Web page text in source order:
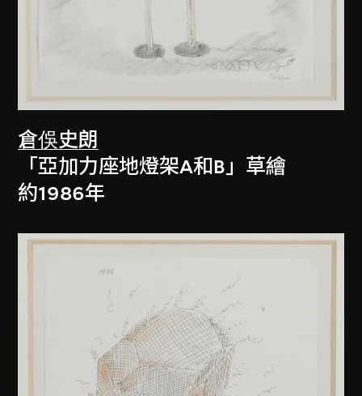
倉俁史朗
「亞加力座地燈架A和B」草繪
約1986年